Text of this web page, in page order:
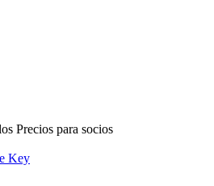
Precios para socios
Key